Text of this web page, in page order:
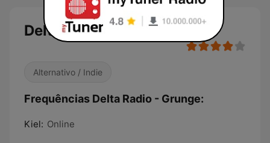
Delta Radio - Grunge
Alternativo / Indie
Frequências Delta Radio - Grunge:
Kiel: Online